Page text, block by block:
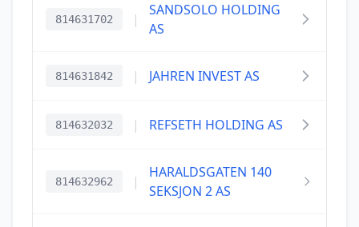
814631702 |
SANDSOLO HOLDING
AS
814631842 | JAHREN INVEST AS
814632032 | REFSETH HOLDING AS
814632962 |
HARALDSGATEN 140
SEKSJON 2 AS